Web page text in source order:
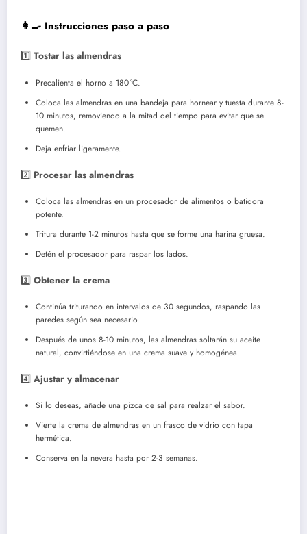
👩‍🍳 Instrucciones paso a paso
1️⃣ Tostar las almendras
Precalienta el horno a 180 °C.
Coloca las almendras en una bandeja para hornear y tuesta durante 8-
10 minutos, removiendo a la mitad del tiempo para evitar que se
quemen.
Deja enfriar ligeramente.
2️⃣ Procesar las almendras
Coloca las almendras en un procesador de alimentos o batidora
potente.
Tritura durante 1-2 minutos hasta que se forme una harina gruesa.
Detén el procesador para raspar los lados.
3️⃣ Obtener la crema
Continúa triturando en intervalos de 30 segundos, raspando las
paredes según sea necesario.
Después de unos 8-10 minutos, las almendras soltarán su aceite
natural, convirtiéndose en una crema suave y homogénea.
4️⃣ Ajustar y almacenar
Si lo deseas, añade una pizca de sal para realzar el sabor.
Vierte la crema de almendras en un frasco de vidrio con tapa
hermética.
Conserva en la nevera hasta por 2-3 semanas.